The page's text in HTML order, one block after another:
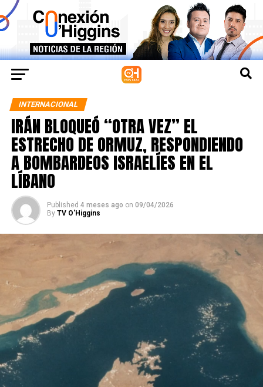
INTERNACIONAL
IRÁN BLOQUEÓ “OTRA VEZ” EL
ESTRECHO DE ORMUZ, RESPONDIENDO
A BOMBARDEOS ISRAELÍES EN EL
LÍBANO
Published 4 meses ago on 09/04/2026
By TV O'Higgins